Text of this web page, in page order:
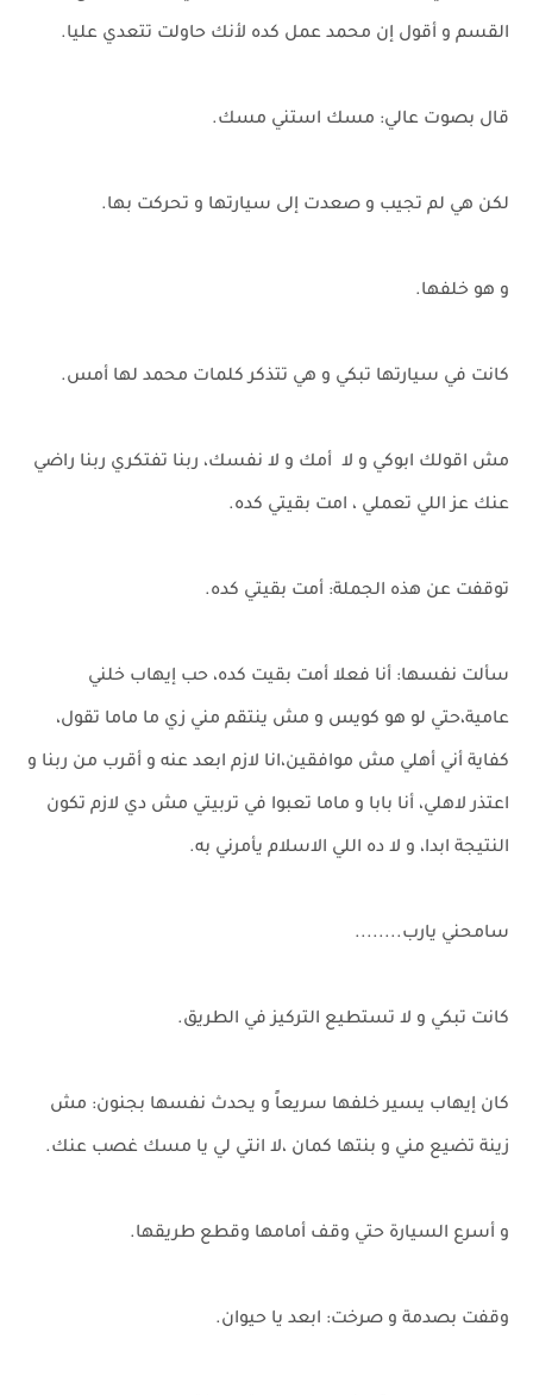
القسم و أقول إن محمد عمل كده لأنك حاولت تتعدي عليا.
قال بصوت عالي: مسك استني مسك.
لكن هي لم تجيب و صعدت إلى سيارتها و تحركت بها.
و هو خلفها.
كانت في سيارتها تبكي و هي تتذكر كلمات محمد لها أمس.
مش اقولك ابوكي و لا أمك و لا نفسك، ربنا تفتكري ربنا راضي
عنك عز اللي تعملي ، امت بقيتي كده.
توقفت عن هذه الجملة: أمت بقيتي كده.
سألت نفسها: أنا فعلا أمت بقيت كده، حب إيهاب خلني
عامية،حتي لو هو كويس و مش ينتقم مني زي ما ماما تقول،
كفاية أني أهلي مش موافقين،انا لازم ابعد عنه و أقرب من ربنا و
اعتذر لاهلي، أنا بابا و ماما تعبوا في تربيتي مش دي لازم تكون
النتيجة ابدا، و لا ده اللي الاسلام يأمرني به.
سامحني يارب........
كانت تبكي و لا تستطيع التركيز في الطريق.
كان إيهاب يسير خلفها سريعاً و يحدث نفسها بجنون: مش
زينة تضيع مني و بنتها كمان ،لا انتي لي يا مسك غصب عنك.
و أسرع السيارة حتي وقف أمامها وقطع طريقها.
وقفت بصدمة و صرخت: ابعد يا حيوان.